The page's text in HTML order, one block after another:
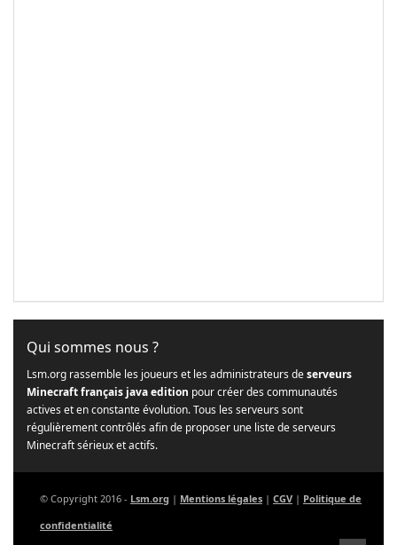
Qui sommes nous ?
Lsm.org rassemble les joueurs et les administrateurs deserveurs
Minecraft français java edition pour créer des communautés
actives et en constante évolution. Tous les serveurs sont
régulièrement contrôlés afin de proposer une liste de serveurs
Minecraft sérieux et actifs.
© Copyright 2016 - Lsm.org | Mentions légales | CGV | Politique de
confidentialité